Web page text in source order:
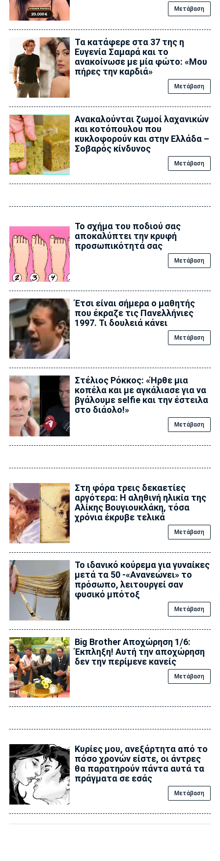
Μετάβαση
Τα κατάφερε στα 37 της η
Ευγενία Σαμαρά και το
ανακοίνωσε με μία φώτο: «Μου
πήρες την καρδιά»
Μετάβαση
Ανακαλούνται ζωμοί λαχανικών
και κοτόπουλου που
κυκλοφορούν και στην Ελλάδα –
Σοβαρός κίνδυνος
Μετάβαση
Το σχήμα του ποδιού σας
αποκαλύπτει την κρυφή
προσωπικότητά σας
Μετάβαση
Έτσι είναι σήμερα ο μαθητής
που έκραζε τις Πανελλήνιες
1997. Τι δουλειά κάνει
Μετάβαση
Στέλιος Ρόκκος: «Ήρθε μια
κοπέλα και με αγκάλιασε για να
βγάλουμε selfie και την έστειλα
στο διάολο!»
Μετάβαση
Στη φόρα τρεις δεκαετίες
αργότερα: Η αληθινή ηλικία της
Αλίκης Βουγιουκλάκη, τόσα
χρόνια έκρυβε τελικά
Μετάβαση
Το ιδανικό κούρεμα για γυναίκες
μετά τα 50 -«Ανανεώνει» το
πρόσωπο, λειτουργεί σαν
φυσικό μπότοξ
Μετάβαση
Big Brother Αποχώρηση 1/6:
Έκπληξη! Αυτή την αποχώρηση
δεν την περίμενε κανείς
Μετάβαση
Κυρίες μου, ανεξάρτητα από το
πόσο χρονών είστε, οι άντρες
θα παρατηρούν πάντα αυτά τα
πράγματα σε εσάς
Μετάβαση